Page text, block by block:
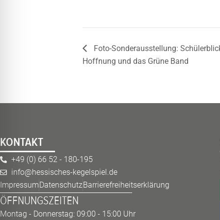
Foto-Sonderausstellung:
Hoffnung und das Grüne Band
KONTAKT
+49 (0) 66 52 - 180-195
info@hessisches-kegelspiel.de
Impressum DatenschutzBarrierefreiheitserklärung
ÖFFNUNGSZEITEN
Montag - Donnerstag: 09:00 - 15:00 Uhr